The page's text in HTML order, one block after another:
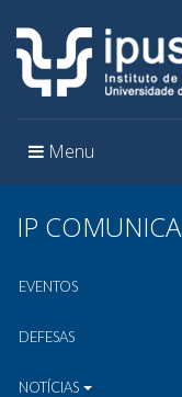
Toggle
Menu
IP COMUNICA
EVENTOS
DEFESAS
NOTÍCIAS